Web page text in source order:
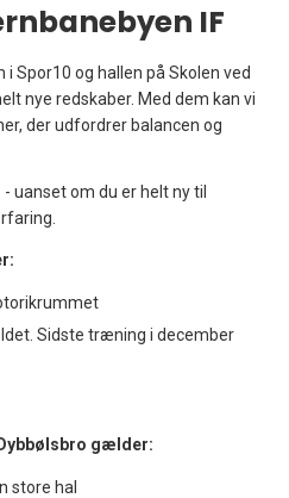
IF
Spor10 og hallen på Skolen ved
nye redskaber. Med dem kan vi
der udfordrer balancen og
uanset om du er helt ny til
Sidste træning i december
gælder:
store hal